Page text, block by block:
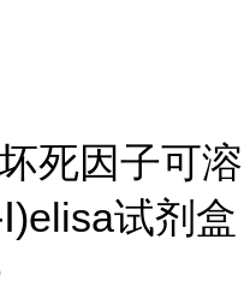
死因子可溶
试剂盒